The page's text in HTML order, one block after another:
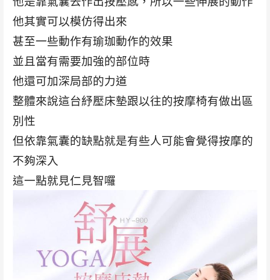
他其實可以模仿得出來
甚至一些動作有瑜珈動作的效果
並且當有需要加強的部位時
他還可加深局部的力道
整體來說這台紓壓床墊跟以往的按摩椅有做出區
別性
但依靠氣囊的缺點就是有些人可能會覺得按摩的
不夠深入
這一點就見仁見智囉